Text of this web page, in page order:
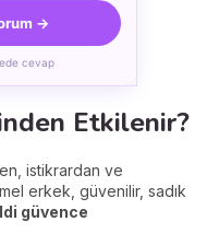
→
cevap
Etkilenir?
istikrardan ve
erkek, güvenilir, sadık
güvence